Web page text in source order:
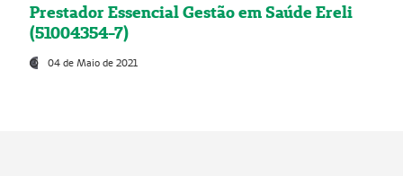
Prestador Essencial Gestão em Saúde Ereli
(51004354-7)
04 de Maio de 2021